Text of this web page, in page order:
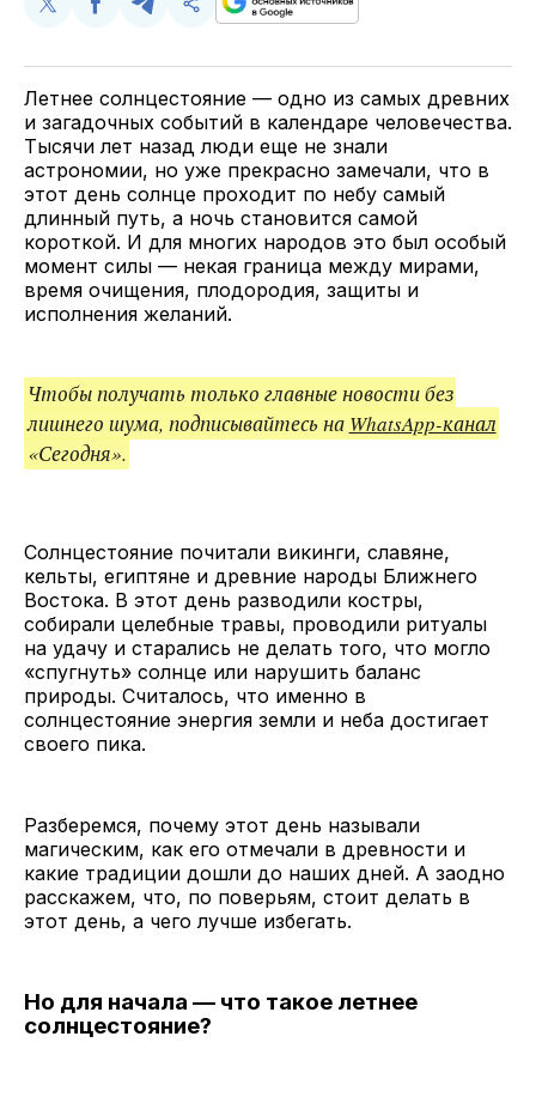
Поделиться
Twitter
Поделиться
Facebook
Поделиться
Telegram
Скопируйте
поделитесь
Летнее солнцестояние — одно из самых древних
и загадочных событий в календаре человечества.
Тысячи лет назад люди еще не знали
астрономии, но уже прекрасно замечали, что в
этот день солнце проходит по небу самый
длинный путь, а ночь становится самой
короткой. И для многих народов это был особый
момент силы — некая граница между мирами,
время очищения, плодородия, защиты и
исполнения желаний.
Чтобы получать только главные новости без
лишнего шума, подписывайтесь на WhatsApp-канал
«Сегодня».
Солнцестояние почитали викинги, славяне,
кельты, египтяне и древние народы Ближнего
Востока. В этот день разводили костры,
собирали целебные травы, проводили ритуалы
на удачу и старались не делать того, что могло
«спугнуть» солнце или нарушить баланс
природы. Считалось, что именно в
солнцестояние энергия земли и неба достигает
своего пика.
Разберемся, почему этот день называли
магическим, как его отмечали в древности и
какие традиции дошли до наших дней. А заодно
расскажем, что, по поверьям, стоит делать в
этот день, а чего лучше избегать.
Но для начала — что такое летнее
солнцестояние?